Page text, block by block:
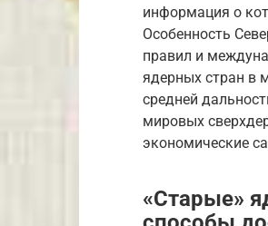
информация о
Особенность
правил и
ядерных стран в
средней
мировых
экономические
«Старые»